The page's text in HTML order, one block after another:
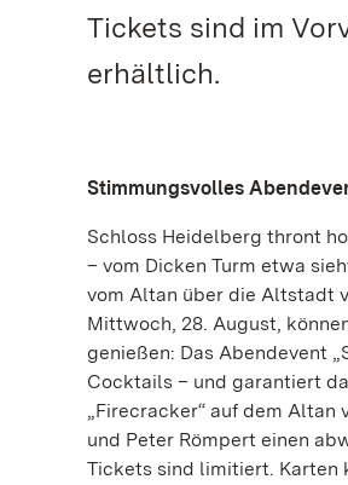
Tickets sind im
erhältlich.
Stimmungsvolles
Schloss Heidelberg thront
– vom Dicken Turm etwa
vom Altan über die Altstadt
Mittwoch, 28. August,
genießen: Das Abendevent
Cocktails – und garantiert
„Firecracker“ auf dem Altan
und Peter Römpert einen
Tickets sind limitiert. Karten